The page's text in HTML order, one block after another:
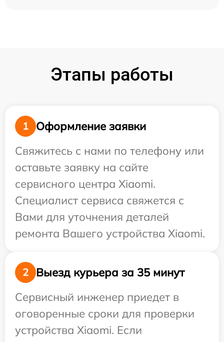
Этапы работы
1
Оформление заявки
Свяжитесь с нами по телефону или
оставьте заявку на сайте
сервисного центра Xiaomi.
Специалист сервиса свяжется с
Вами для уточнения деталей
ремонта Вашего устройства Xiaomi.
2
Выезд курьера за 35 минут
Сервисный инженер приедет в
оговоренные сроки для проверки
устройства Xiaomi. Если